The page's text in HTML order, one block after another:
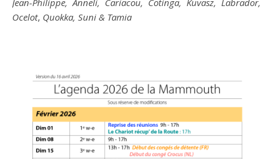
Jean-Philippe, Anneli, Cariacou, Cotinga, Kuvasz, Labrador,
Ocelot, Quokka, Suni & Tamia